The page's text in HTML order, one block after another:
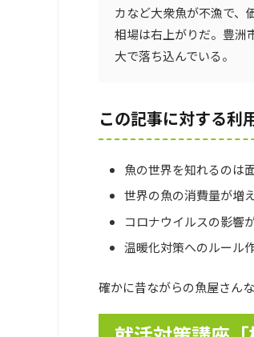
カなど大衆魚が不漁で、
相場は右上がりだ。豊洲
大で落ち込んでいる。
この記事に対する利
魚の世界を知れるのは
世界の魚の消費量が増
コロナウイルスの影響
温暖化対策へのルール
確かに昔ながらの魚屋さん